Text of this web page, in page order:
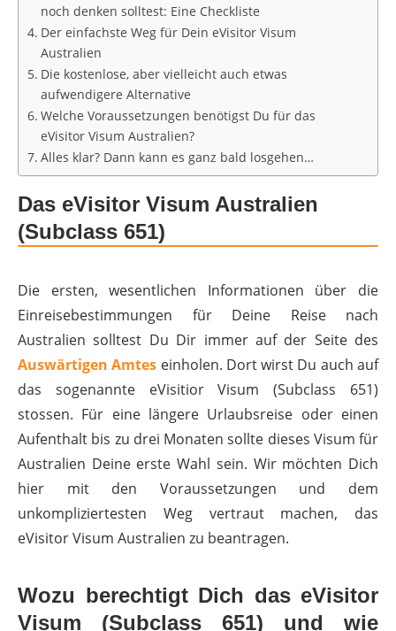
noch denken solltest: Eine Checkliste
Der einfachste Weg für Dein eVisitor Visum
Australien
Die kostenlose, aber vielleicht auch etwas
aufwendigere Alternative
Welche Voraussetzungen benötigst Du für das
eVisitor Visum Australien?
Alles klar? Dann kann es ganz bald losgehen…
Das eVisitor Visum Australien
(Subclass 651)
Die ersten, wesentlichen Informationen über die
Einreisebestimmungen für Deine Reise nach
Australien solltest Du Dir immer auf der Seite des
Auswärtigen Amtes einholen. Dort wirst Du auch auf
das sogenannte eVisitior Visum (Subclass 651)
stossen. Für eine längere Urlaubsreise oder einen
Aufenthalt bis zu drei Monaten sollte dieses Visum für
Australien Deine erste Wahl sein. Wir möchten Dich
hier mit den Voraussetzungen und dem
unkompliziertesten Weg vertraut machen, das
eVisitor Visum Australien zu beantragen.
Wozu berechtigt Dich das eVisitor
Visum (Subclass 651) und wie